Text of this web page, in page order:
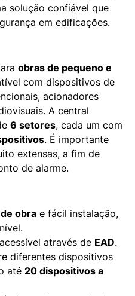
solução confiável que
em edificações.
obras de pequeno e
com dispositivos de
acionadores
A central
6 setores, cada um com
. É importante
extensas, a fim de
de alarme.
obra e fácil instalação,
através de EAD.
diferentes dispositivos
até 20 dispositivos a